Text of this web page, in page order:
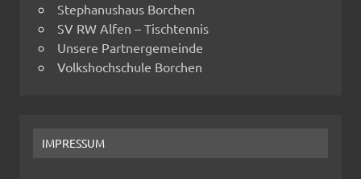
Stephanushaus Borchen
SV RW Alfen – Tischtennis
Unsere Partnergemeinde
Volkshochschule Borchen
IMPRESSUM